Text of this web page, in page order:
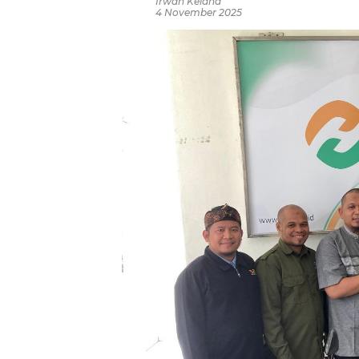
4 November 2025